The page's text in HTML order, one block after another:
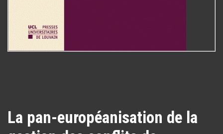
La pan-européanisation de la